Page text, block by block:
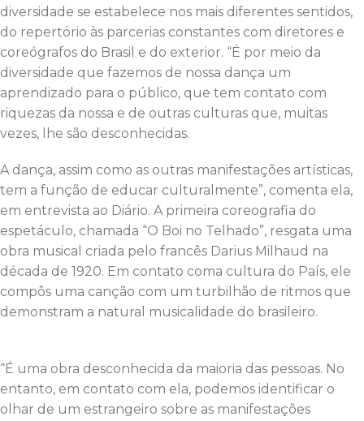
diversidade se estabelece nos mais diferentes sentidos,
do repertório às parcerias constantes com diretores e
coreógrafos do Brasil e do exterior. “É por meio da
diversidade que fazemos de nossa dança um
aprendizado para o público, que tem contato com
riquezas da nossa e de outras culturas que, muitas
vezes, lhe são desconhecidas.
A dança, assim como as outras manifestações artísticas,
tem a função de educar culturalmente”, comenta ela,
em entrevista ao Diário. A primeira coreografia do
espetáculo, chamada “O Boi no Telhado”, resgata uma
obra musical criada pelo francês Darius Milhaud na
década de 1920. Em contato coma cultura do País, ele
compôs uma canção com um turbilhão de ritmos que
demonstram a natural musicalidade do brasileiro.
“É uma obra desconhecida da maioria das pessoas. No
entanto, em contato com ela, podemos identificar o
olhar de um estrangeiro sobre as manifestações